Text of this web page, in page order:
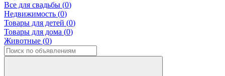
Все для свадьбы (0)
Недвижимость (0)
Товары для детей (0)
Товары для дома (0)
Животные (0)